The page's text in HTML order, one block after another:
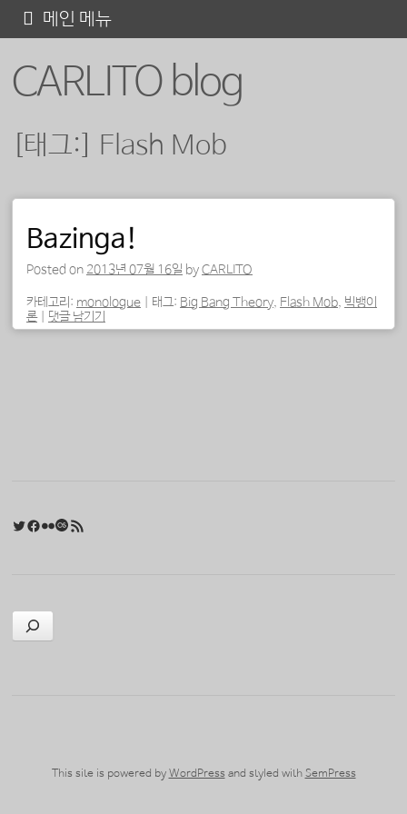
CARLITO blog
메인 메뉴
텐
[태그:] Flash Mob
포스트 내비게이션
Bazinga!
Posted on 2013년 07월 16일 byCARLITO
카테고리: monologue 태그: Big Bang Theory, Flash Mob, 빅뱅이
론
댓글 남기기
Twitter
Facebook
FlickrLast.fm
검색
This site is powered by WordPress and styled with SemPress